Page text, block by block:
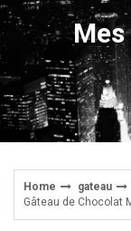
Skip
to
content
Mes
Home
gateau
Gâteau de Chocolat